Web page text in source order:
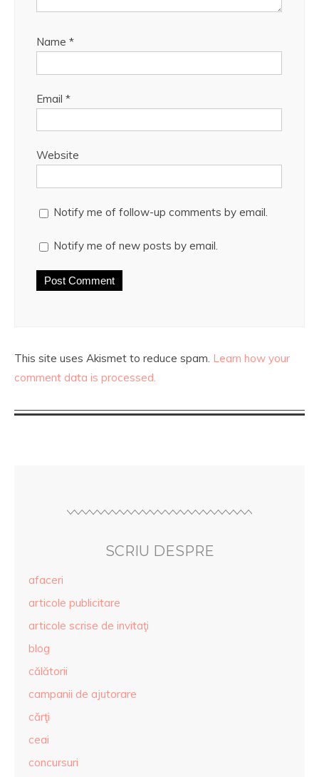
Name *
Email *
Website
Notify me of follow-up comments by email.
Notify me of new posts by email.
This site uses Akismet to reduce spam. Learn how your
comment data is processed.
SCRIU DESPRE
afaceri
articole publicitare
articole scrise de invitaţi
blog
călătorii
campanii de ajutorare
cărţi
ceai
concursuri